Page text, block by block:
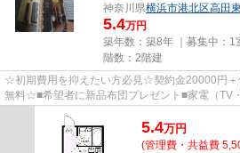
神奈川県横浜市港北区高田東
5.4万円
築年数：築8年 ｜募集中： 1
階数：2階建
☆初期費用を抑えたい方必見☆契約金20000円＋
無料☆■希望者に新品布団プレゼント■家電（TV
5.4万円
(管理費・共益費